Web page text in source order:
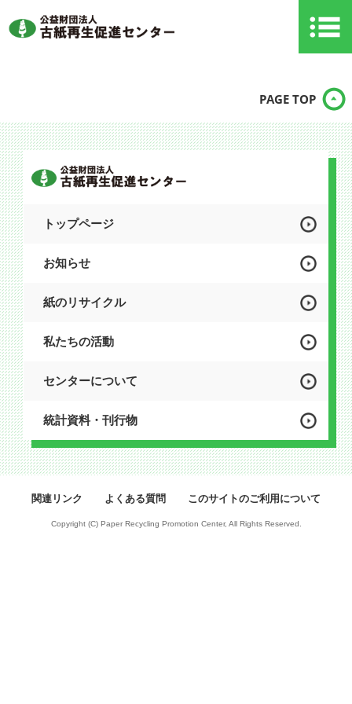
PAGE TOP
トップページ
お知らせ
紙のリサイクル
私たちの活動
センターについて
統計資料・刊行物
関連リンク よくある質問 このサイトのご利用について
Copyright (C) Paper Recycling Promotion Center, All Rights Reserved.